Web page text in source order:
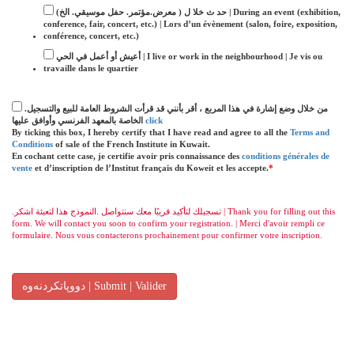
conference, fair, concert, etc.) | Lors d’un évènement (salon, foire, exposition,
conférence, concert, etc.)
travaille dans le quartier
.من خلال وضع إشارة في هذا المربع ، أقر بأنني قد قرأت الشروط العامة للبيع والتسجيل
click
By ticking this box, I hereby certify that I have read and agree to all the Terms and
Conditions of sale of the French Institute in Kuwait.
En cochant cette case, je certifie avoir pris connaissance des conditions générales de
vente et d’inscription de l’Institut français du Koweit et les accepte.*
form. We will contact you soon to confirm your registration. | Merci d'avoir rempli ce
formulaire. Nous vous contacterons prochainement pour confirmer votre inscription.